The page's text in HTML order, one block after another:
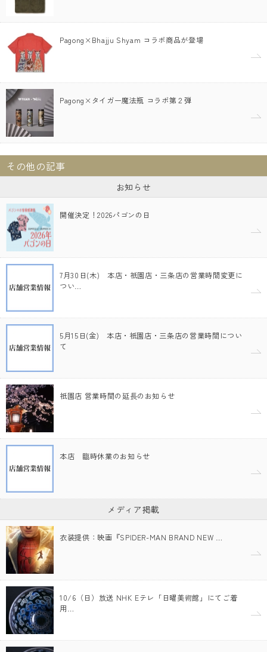
Pagong×Bhajju Shyam コラボ商品が登場
Pagong×タイガー魔法瓶 コラボ第２弾
その他の記事
お知らせ
開催決定！2026パゴンの日
7月30日(木) 本店・祇園店・三条店の営業時間変更に
つい…
5月15日(金) 本店・祇園店・三条店の営業時間につい
て
祇園店 営業時間の延長のお知らせ
本店 臨時休業のお知らせ
メディア掲載
衣装提供：映画『SPIDER-MAN BRAND NEW …
10/6（日）放送 NHK Eテレ「日曜美術館」にてご着
用…